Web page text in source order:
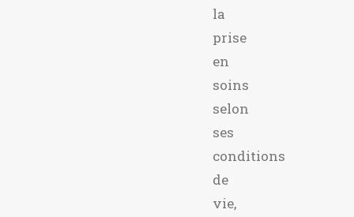
la
prise
en
soins
selon
ses
conditions
de
vie,